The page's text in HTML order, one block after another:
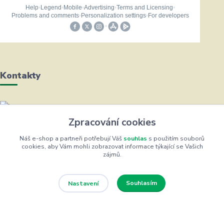
Kontakty
Helena Bayerová
+420 604 711 491
(Po-Čt, 8-16 hod.)
Zpracování cookies
Náš e-shop a partneři potřebují Váš souhlas s použitím souborů
cookies, aby Vám mohli zobrazovat informace týkající se Vašich
zájmů.
Nastavení Souhlasím